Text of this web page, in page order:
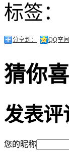
标签：
分享到： QQ空间
猜你
发表评
您的昵称